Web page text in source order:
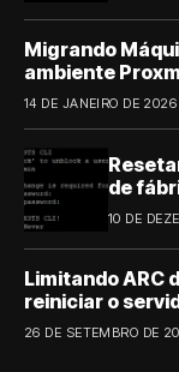
Migrando
ambiente
14 DE JANEIRO DE 2026
de
10 DE
Limitando ARC
reiniciar o
26 DE SETEMBRO DE